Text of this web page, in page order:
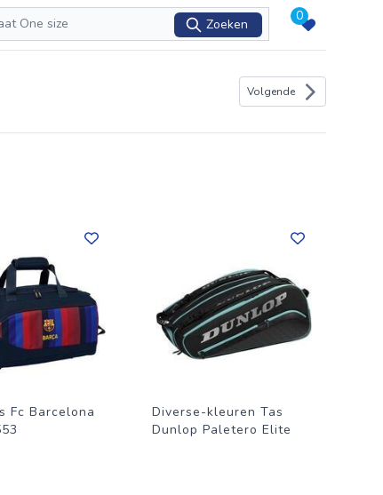
Zoeken
0
Volgende
Fc Barcelona
Diverse-kleuren Tas
Dunlop Paletero Elite